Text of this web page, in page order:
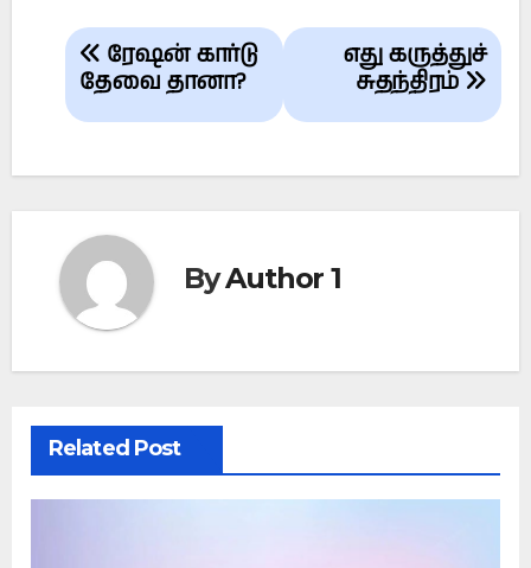
Post
navigation
எது கருத்துச்
சுதந்திரம்
ரேஷன் கார்டு
தேவை தானா?
ByAuthor 1
Related Post